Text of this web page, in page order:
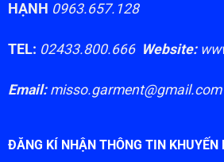
HẠNH 0963.657.128
TEL: 02433.800.666 Website:
Email:misso.garment@gmail.com
ĐĂNG KÍ NHẬN THÔNG TIN KHUYẾN